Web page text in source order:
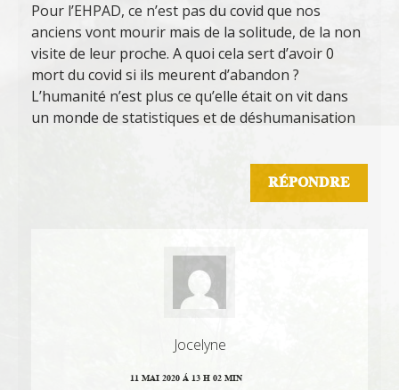
Pour l’EHPAD, ce n’est pas du covid que nos
anciens vont mourir mais de la solitude, de la non
visite de leur proche. A quoi cela sert d’avoir 0
mort du covid si ils meurent d’abandon ?
L’humanité n’est plus ce qu’elle était on vit dans
un monde de statistiques et de déshumanisation
RÉPONDRE
Jocelyne
11 MAI 2020 Á 13 H 02 MIN